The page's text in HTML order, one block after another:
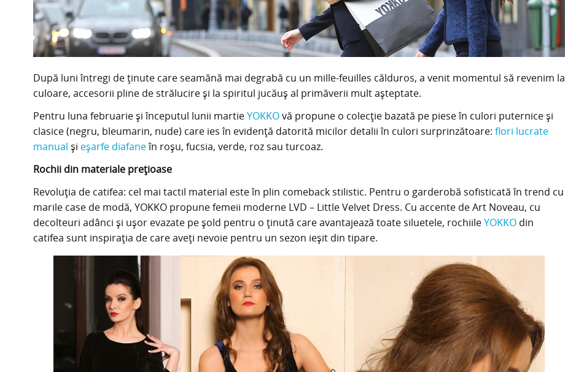
După luni întregi de ţinute care seamănă mai degrabă cu un mille-feuilles călduros, a venit momentul să revenim la
culoare, accesorii pline de strălucire şi la spiritul jucăuş al primăverii mult aşteptate.
Pentru luna februarie și începutul lunii martieYOKKOvă propune o colecţie bazată pe piese în culori puternice şi
clasice (negru, bleumarin, nude) care ies în evidenţă datorită micilor detalii în culori surprinzătoare: flori lucrate
manual şi eşarfe diafaneîn roşu, fucsia, verde, roz sau turcoaz.
Rochii din materiale preţioase
Revoluţia de catifea: cel mai tactil material este în plin comeback stilistic. Pentru o garderobă sofisticată în trend cu
marile case de modă, YOKKO propune femeii moderne LVD – Little Velvet Dress. Cu accente de Art Noveau, cu
decolteuri adânci şi uşor evazate pe şold pentru o ţinută care avantajează toate siluetele, rochiileYOKKOdin
catifea sunt inspiraţia de care aveţi nevoie pentru un sezon ieşit din tipare.